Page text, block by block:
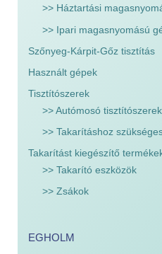
>> Háztartási
>> Ipari magasnyomású
Szőnyeg-Kárpit-Gőz tisztítás
Használt gépek
Tisztítószerek
>> Autómosó tisztítószerek
>> Takarításhoz
Takarítást kiegészítő
>> Takarító eszközök
>> Zsákok
EGHOLM